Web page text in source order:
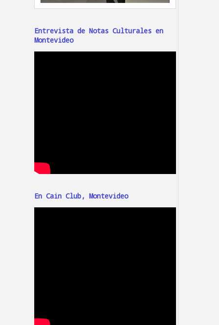
Entrevista de Notas Culturales en
Montevideo
En Cain Club, Montevideo